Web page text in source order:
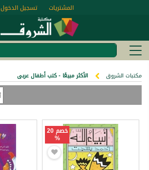
تسجيل الدخول المشتريات
مكتبات الشروق الأكثر مبيعًا - كتب أطفال عربى
خصم 20
%